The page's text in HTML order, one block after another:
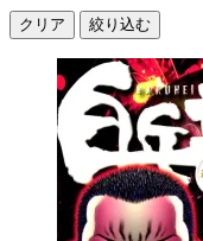
クリア 絞り込む